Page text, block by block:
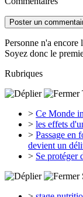
Poster un
Personne n'a encore
Soyez donc le
Rubriques
> Ce Monde
> les effets
> Passage en
devient un
> Se protéger